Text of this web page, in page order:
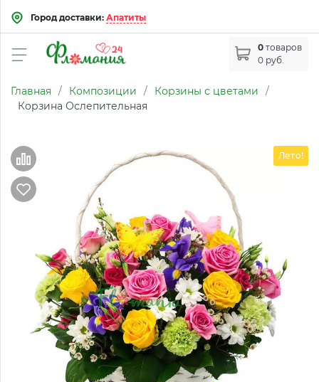
Город доставки: Апатиты
0 товаров
0 руб.
Главная / Композиции / Корзины с цветами
/
Корзина Ослепительная
Лето!